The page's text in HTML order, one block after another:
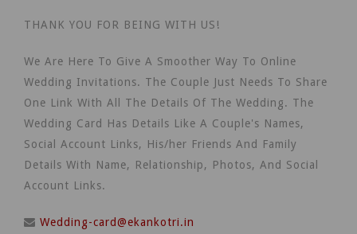
THANK YOU FOR BEING WITH US!
We Are Here To Give A Smoother Way To Online
Wedding Invitations. The Couple Just Needs To Share
One Link With All The Details Of The Wedding. The
Wedding Card Has Details Like A Couple's Names,
Social Account Links, His/her Friends And Family
Details With Name, Relationship, Photos, And Social
Account Links.
Wedding-card@ekankotri.in